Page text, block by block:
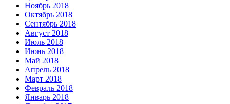
Ноябрь 2018
Октябрь 2018
Сентябрь 2018
Август 2018
Июль 2018
Июнь 2018
Май 2018
Апрель 2018
Март 2018
Февраль 2018
Январь 2018